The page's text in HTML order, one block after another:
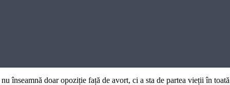
înseamnă doar opoziție față de avort, ci a sta de partea vieții în